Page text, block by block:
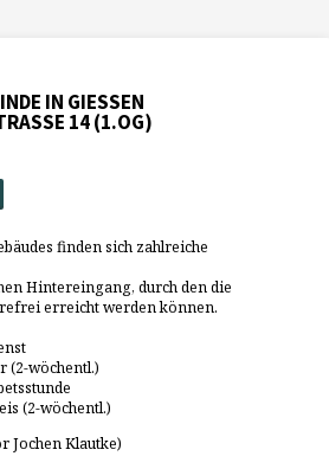
IN GIESSEN
14 (1.OG)
finden sich zahlreiche
Hintereingang, durch den die
erreicht werden können.
(2-wöchentl.)
(2-wöchentl.)
Jochen Klautke)